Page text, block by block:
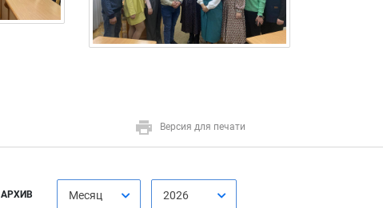
Версия для печати
АРХИВ Месяц 2026